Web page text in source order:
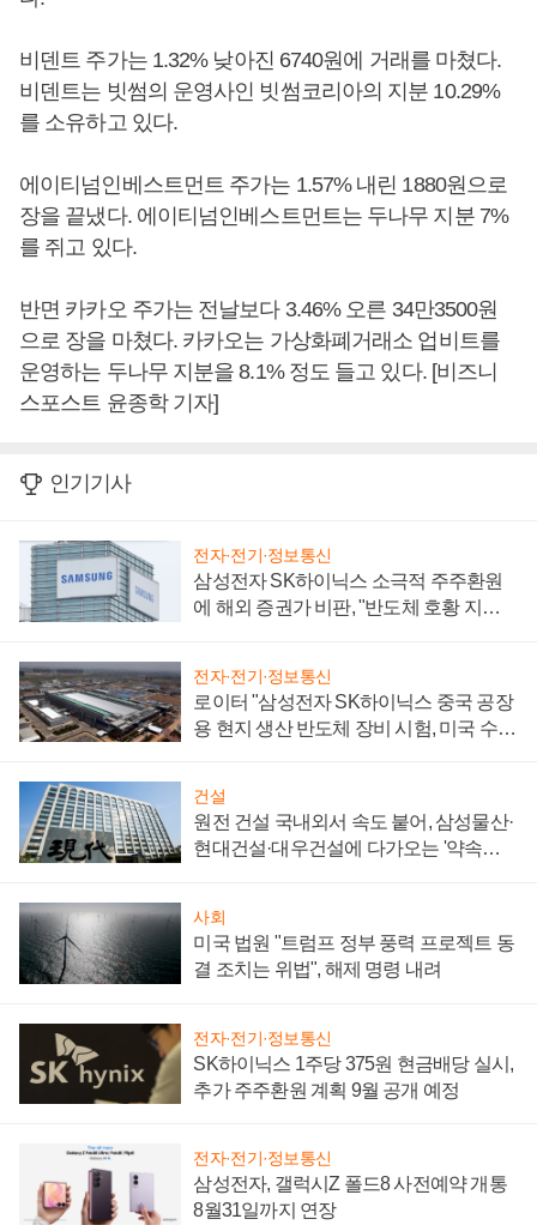
비덴트 주가는 1.32% 낮아진 6740원에 거래를 마쳤다.
비덴트는 빗썸의 운영사인 빗썸코리아의 지분 10.29%
를 소유하고 있다.
에이티넘인베스트먼트 주가는 1.57% 내린 1880원으로
장을 끝냈다. 에이티넘인베스트먼트는 두나무 지분 7%
를 쥐고 있다.
반면 카카오 주가는 전날보다 3.46% 오른 34만3500원
으로 장을 마쳤다. 카카오는 가상화폐거래소 업비트를
운영하는 두나무 지분을 8.1% 정도 들고 있다. [비즈니
스포스트 윤종학 기자]
인기기사
전자·전기·정보통신
삼성전자 SK하이닉스 소극적 주주환원
에 해외 증권가 비판, "반도체 호황 지속
전자·전기·정보통신
로이터 "삼성전자 SK하이닉스 중국 공장
용 현지 생산 반도체 장비 시험, 미국 수출
건설
원전 건설 국내외서 속도 붙어, 삼성물산·
현대건설·대우건설에 다가오는 '약속의
사회
미국 법원 "트럼프 정부 풍력 프로젝트 동
결 조치는 위법", 해제 명령 내려
전자·전기·정보통신
SK하이닉스 1주당 375원 현금배당 실시,
추가 주주환원 계획 9월 공개 예정
전자·전기·정보통신
삼성전자, 갤럭시Z 폴드8 사전예약 개통
8월31일까지 연장